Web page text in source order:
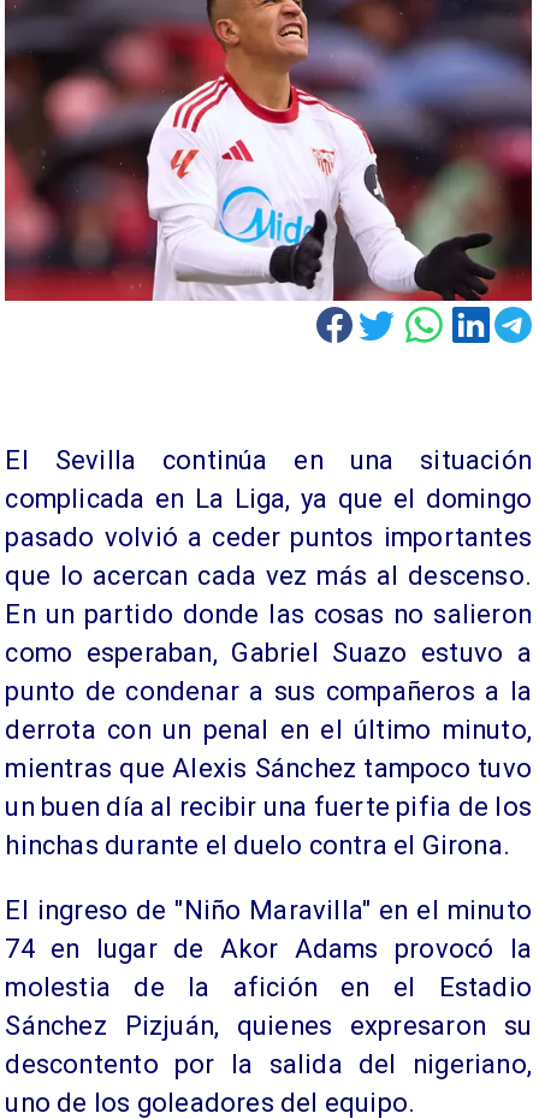
El Sevilla continúa en una situación
complicada en La Liga, ya que el domingo
pasado volvió a ceder puntos importantes
que lo acercan cada vez más al descenso.
En un partido donde las cosas no salieron
como esperaban, Gabriel Suazo estuvo a
punto de condenar a sus compañeros a la
derrota con un penal en el último minuto,
mientras que Alexis Sánchez tampoco tuvo
un buen día al recibir una fuerte pifia de los
hinchas durante el duelo contra el Girona.
El ingreso de "Niño Maravilla" en el minuto
74 en lugar de Akor Adams provocó la
molestia de la afición en el Estadio
Sánchez Pizjuán, quienes expresaron su
descontento por la salida del nigeriano,
uno de los goleadores del equipo.